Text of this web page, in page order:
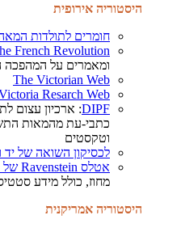
היסטוריה אירופית
חומרים לתולדות
French Revolution
ומאמרים על המהפכה
The Victorian Web
Resarch Web
DIPF: ארכיון עצום
כתבי-עת מהמאות
וטקסטים
לכסיקון השואה של יד
אטלס Ravenstein של
מחוז, כולל מידע
היסטוריה אמריקנית